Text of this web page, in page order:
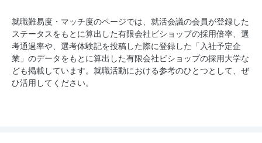
就職難易度・マッチ度のページでは、就活会議の会員が登録した
ステータスをもとに算出した有限会社ビショップの採用倍率、選
考通過率や、選考体験記を投稿した際に登録した「入社予定企
業」のデータをもとに算出した有限会社ビショップの採用大学な
ども掲載しています。就職活動における参考のひとつとして、ぜ
ひ活用してください。